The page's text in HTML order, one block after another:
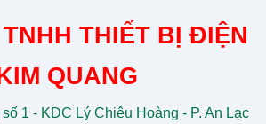
THIẾT BỊ ĐIỆN
QUANG
1 - KDC Lý Chiêu Hoàng - P. An Lạc